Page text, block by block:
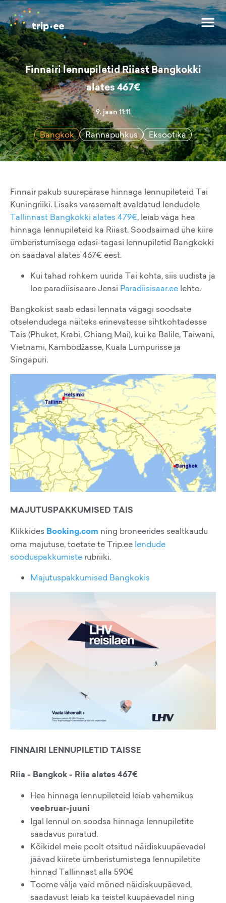
Finnairi lennupiletid Riiast Bangkokki
alates 467€
9. jaan 11:11
Bangkok Rannapuhkus Eksootika
Finnair pakub suurepärase hinnaga lennupileteid Tai
Kuningriiki. Lisaks varasemalt avaldatud lendudele
Tallinnast Bangkokki alates 479€, leiab väga hea
hinnaga lennupileteid ka Riiast. Soodsaimad ühe kiire
ümberistumisega edasi-tagasi lennupiletid Bangkokki
on saadaval alates 467€ eest.
Kui tahad rohkem uurida Tai kohta, siis uudista ja
loe paradiisisaare Jensi Paradiisisaar.ee lehte.
Bangkokist saab edasi lennata vägagi soodsate
otselendudega näiteks erinevatesse sihtkohtadesse
Tais (Phuket, Krabi, Chiang Mai), kui ka Balile, Taiwani,
Vietnami, Kambodžasse, Kuala Lumpurisse ja
Singapuri.
MAJUTUSPAKKUMISED TAIS
Klikkides Booking.com ning broneerides sealtkaudu
oma majutuse, toetate te Trip.ee lendude
sooduspakkumiste rubriiki.
Majutuspakkumised Bangkokis
FINNAIRI LENNUPILETID TAISSE
Riia - Bangkok - Riia alates 467€
Hea hinnaga lennupileteid leiab vahemikus
veebruar-juuni
Igal lennul on soodsa hinnaga lennupiletite
saadavus piiratud.
Kõikidel meie poolt otsitud näidiskuupäevadel
jäävad kiirete ümberistumistega lennupiletite
hinnad Tallinnast alla 590€
Toome välja vaid mõned näidiskuupäevad,
saadavust leiab ka teistel kuupäevadel ning